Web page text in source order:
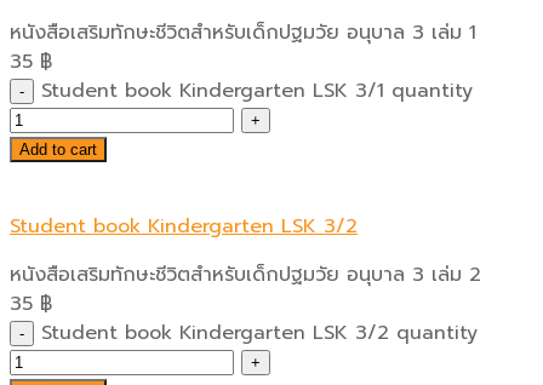
หนังสือเสริมทักษะชีวิตสำหรับเด็กปฐมวัย อนุบาล 3 เล่ม 1
35 ฿
Student book Kindergarten LSK 3/1 quantity
Add to cart
Student book Kindergarten LSK 3/2
หนังสือเสริมทักษะชีวิตสำหรับเด็กปฐมวัย อนุบาล 3 เล่ม 2
35 ฿
Student book Kindergarten LSK 3/2 quantity